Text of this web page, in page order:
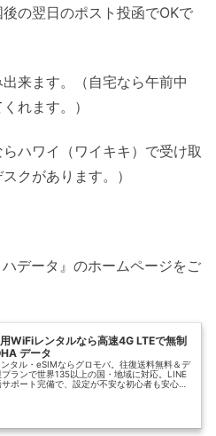
の翌日のポスト投函でOKで
来ます。（自宅なら午前中
れます。）
ハワイ（ワイキキ）で受け取
クがあります。）
データ』のホームページをご
WiFiレンタルなら高速4G LTEで無制
データ
タル・eSIMならグロモバ。往復送料無料＆デ
プランで世界135以上の国・地域に対応。LINE
ポート完備で、設定が不安な初心者も安心で